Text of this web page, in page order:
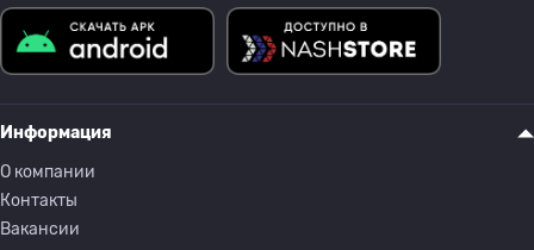
Информация
О компании
Контакты
Вакансии